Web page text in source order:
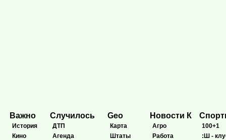
Важно
История
Кино
Случилось
ДТП
Агенда
Geo
Карта
Штаты
Новости К
Агро
Работа
100+1
:Ш -